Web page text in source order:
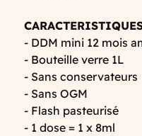
- DDM mini 12 mois
- Bouteille verre 1L
- Sans conservateurs
- Sans OGM
- Flash pasteurisé
- 1 dose = 1 x 8ml